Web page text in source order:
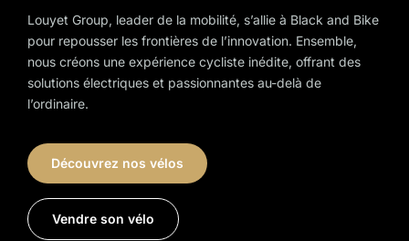
Louyet Group, leader de la mobilité, s’allie à Black and Bike
pour repousser les frontières de l’innovation. Ensemble,
nous créons une expérience cycliste inédite, offrant des
solutions électriques et passionnantes au-delà de
l’ordinaire.
Découvrez nos vélos
Vendre son vélo